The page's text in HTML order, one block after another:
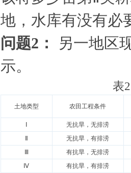
地，水库有没有必
问题2 ：
另一地区
示。
表2
土地类型 农田工程条件
无抗旱，无排涝
无抗旱，有排涝
有抗旱，无排涝
Ⅳ
有抗旱，有排涝